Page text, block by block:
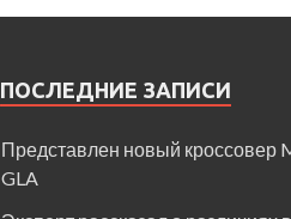
ПОСЛЕДНИЕ ЗАПИСИ
Представлен новый кроссовер
GLA